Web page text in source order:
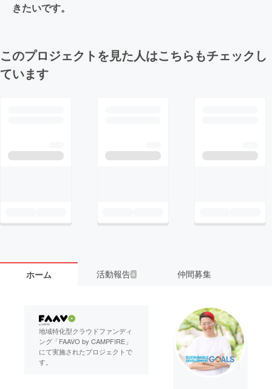
きたいです。
このプロジェクトを見た人はこちらもチェックし
ています
ホーム 活動報告4 仲間募集
地域特化型クラウドファンディ
ング「FAAVO by CAMPFIRE」
にて実施されたプロジェクトで
す。